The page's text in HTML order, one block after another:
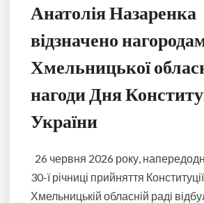
Анатолія Назаренка
відзначено
Хмельницької
нагоди Дня
України
26 червня 2026 року,
30-ї річниці прийняття
Хмельницькій обласній раді